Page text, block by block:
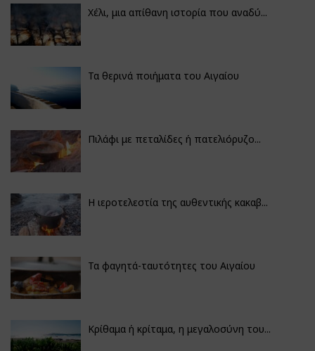
Χέλι, μια απίθανη ιστορία που αναδύ...
Τα θερινά ποιήματα του Αιγαίου
Πιλάφι με πεταλίδες ή πατελιόρυζο...
Η ιεροτελεστία της αυθεντικής κακαβ...
Τα φαγητά-ταυτότητες του Αιγαίου
Κρίθαμα ή κρίταμα, η μεγαλοσύνη του...